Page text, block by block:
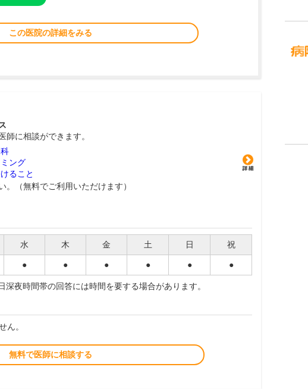
この医院の詳細をみる
師に相談ができます。
ング
ること
。（無料でご利用いただけます）
水 木 金 土 日 祝
● ● ● ● ● ●
夜時間帯の回答には時間を要する場合があります。
ん。
無料で医師に相談する